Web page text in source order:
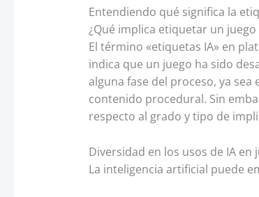
Entendiendo qué significa la
¿Qué implica etiquetar un
El término «etiquetas IA» en
indica que un juego ha sido
alguna fase del proceso, ya
contenido procedural. Sin
respecto al grado y tipo de
Diversidad en los usos de IA en
La inteligencia artificial puede